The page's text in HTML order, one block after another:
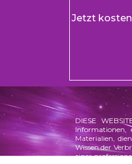
Jetzt
DIESE
Informationen,
Materialien,
Wissen der
einer